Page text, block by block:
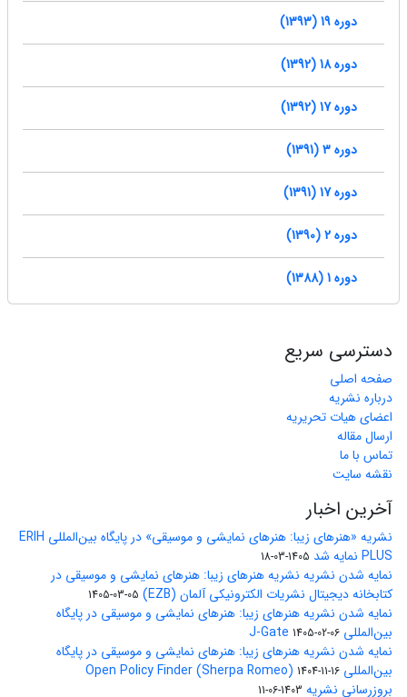
دوره 19 (1393)
دوره 18 (1392)
دوره 17 (1392)
دوره 3 (1391)
دوره 17 (1391)
دوره 2 (1390)
دوره 1 (1388)
دسترسی سریع
صفحه اصلی
درباره نشریه
اعضای هیات تحریریه
ارسال مقاله
تماس با ما
نقشه سایت
آخرین اخبار
نشریه «هنرهای زیبا: هنرهای نمایشی و موسیقی» در پایگاه بین‌المللی ERIH
PLUS نمایه شد
1405-03-18
نمایه شدن نشریه نشریه هنرهای زیبا: هنرهای نمایشی و موسیقی در
کتابخانه دیجیتال نشریات الکترونیکی آلمان (EZB)
1405-03-05
نمایه شدن نشریه هنرهای زیبا: هنرهای نمایشی و موسیقی در پایگاه
بین‌المللی J-Gate 1405-02-06
نمایه شدن نشریه هنرهای زیبا: هنرهای نمایشی و موسیقی در پایگاه
بین‌المللی Open Policy Finder (Sherpa Romeo) 1404-11-16
بروزرسانی نشریه 1403-06-11